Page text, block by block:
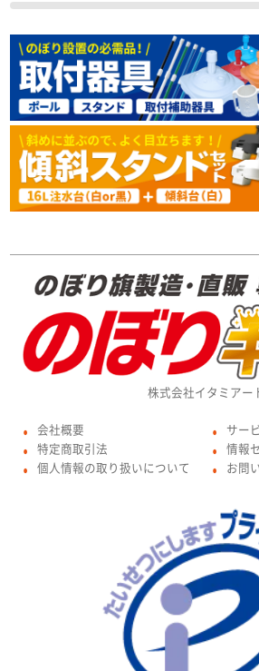
株式会社イタミアー
● 会社概要
● 特定商取引法
● 個人情報の取り扱いについて
● サー
● 情報
● お問